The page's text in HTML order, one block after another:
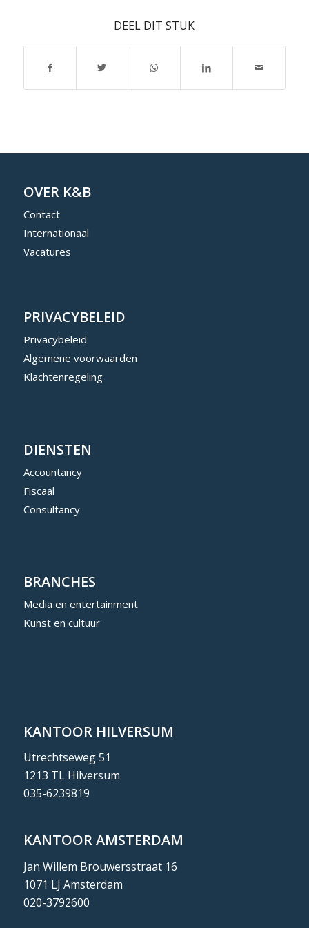
DEEL DIT STUK
OVER K&B
Contact
Internationaal
Vacatures
PRIVACYBELEID
Privacybeleid
Algemene voorwaarden
Klachtenregeling
DIENSTEN
Accountancy
Fiscaal
Consultancy
BRANCHES
Media en entertainment
Kunst en cultuur
KANTOOR HILVERSUM
Utrechtseweg 51
1213 TL Hilversum
035-6239819
KANTOOR AMSTERDAM
Jan Willem Brouwersstraat 16
1071 LJ Amsterdam
020-3792600